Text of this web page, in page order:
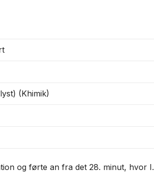
(Khimik)
og førte an fra det 28. minut, hvor I.